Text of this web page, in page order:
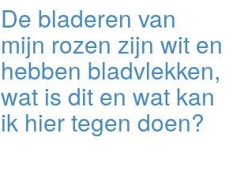
De bladeren van
mijn rozen zijn wit en
hebben bladvlekken,
wat is dit en wat kan
ik hier tegen doen?